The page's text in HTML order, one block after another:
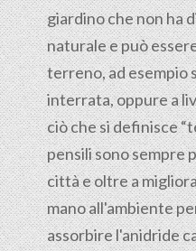
giardino che non ha
naturale e può
terreno, ad esempio
interrata, oppure a
ciò che si definisce
pensili sono sempre
città e oltre a
mano all'ambiente
assorbire l'anidride